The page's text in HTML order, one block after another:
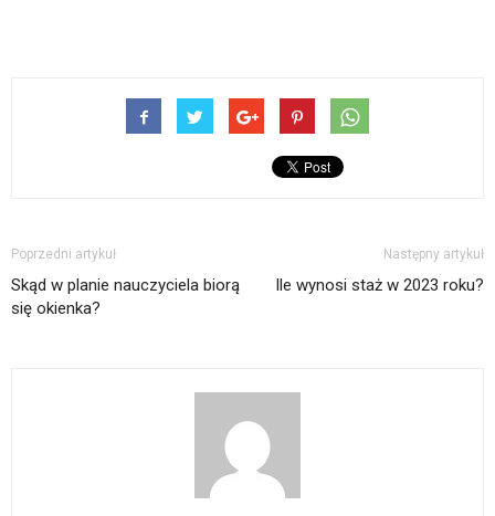
Poprzedni artykuł
Skąd w planie nauczyciela biorą
się okienka?
Następny artykuł
Ile wynosi staż w 2023 roku?